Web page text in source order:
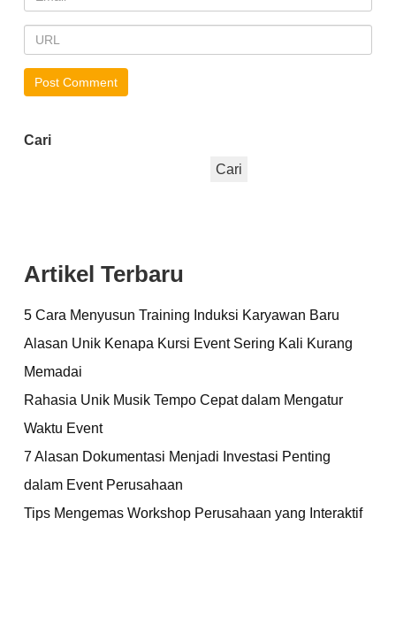
Cari
Cari
Artikel Terbaru
5 Cara Menyusun Training Induksi Karyawan Baru
Alasan Unik Kenapa Kursi Event Sering Kali Kurang
Memadai
Rahasia Unik Musik Tempo Cepat dalam Mengatur
Waktu Event
7 Alasan Dokumentasi Menjadi Investasi Penting
dalam Event Perusahaan
Tips Mengemas Workshop Perusahaan yang Interaktif